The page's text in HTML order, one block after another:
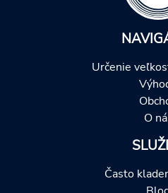
Určenie
O
Často